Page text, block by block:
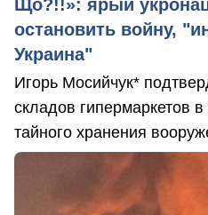
Що?!!»: ярый
остановить войну,
Украина"
Игорь Мосийчук*
складов гипермаркетов
тайного хранения